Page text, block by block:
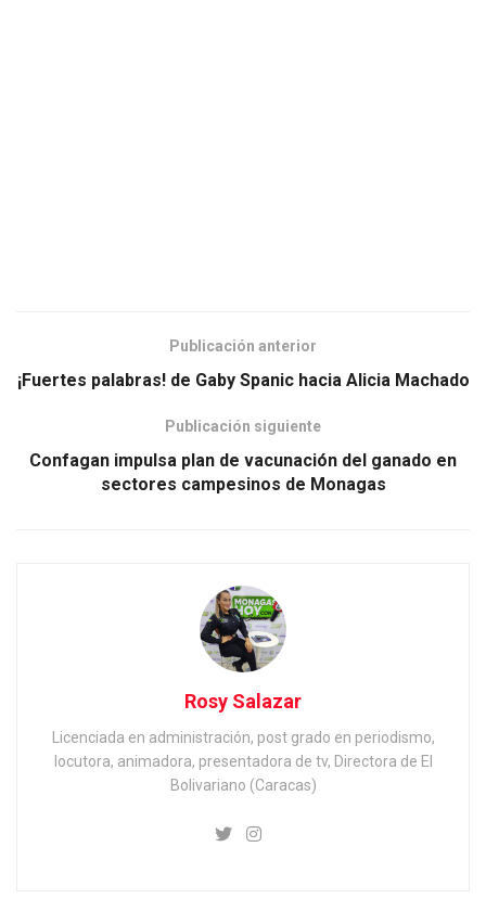
Publicación anterior
¡Fuertes palabras! de Gaby Spanic hacia Alicia Machado
Publicación siguiente
Confagan impulsa plan de vacunación del ganado en
sectores campesinos de Monagas
Rosy Salazar
Licenciada en administración, post grado en periodismo,
locutora, animadora, presentadora de tv, Directora de El
Bolivariano (Caracas)